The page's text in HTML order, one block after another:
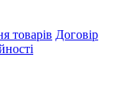
товарів Договір